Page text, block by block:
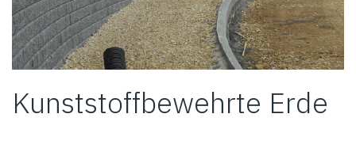
Kunststoffbewehrte Erde